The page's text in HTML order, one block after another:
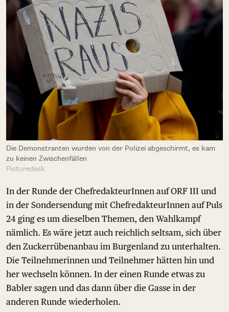
Die Demonstranten wurden von der Polizei abgeschirmt, es kam
zu keinen Zwischenfällen
Picturedesk
In der Runde der ChefredakteurInnen auf ORF III und
in der Sondersendung mit ChefredakteurInnen auf Puls
24 ging es um dieselben Themen, den Wahlkampf
nämlich. Es wäre jetzt auch reichlich seltsam, sich über
den Zuckerrübenanbau im Burgenland zu unterhalten.
Die Teilnehmerinnen und Teilnehmer hätten hin und
her wechseln können. In der einen Runde etwas zu
Babler sagen und das dann über die Gasse in der
anderen Runde wiederholen.